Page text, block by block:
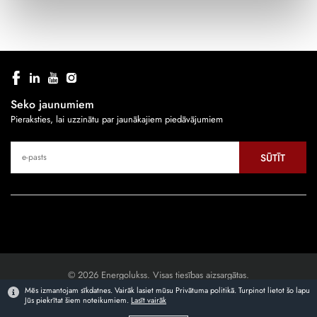
Mēs izmantojam sīkdatnes. Vairāk lasiet mūsu Privātuma politikā. Turpinot lietot šo lapu
Jūs piekrītat šiem noteikumiem.Lasīt vairāk
Seko jaunumiem
Pieraksties, lai uzzinātu par jaunākajiem piedāvājumiem
SŪTĪT
© 2026 Energolukss. Visas tiesības aizsargātas.